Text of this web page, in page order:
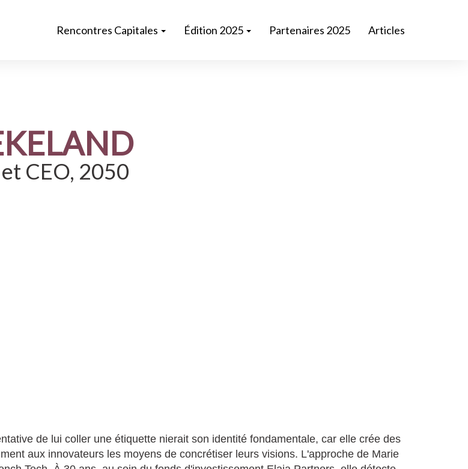
Rencontres Capitales Édition 2025 Partenaires 2025 Articles
CEO, 2050
de lui coller une étiquette nierait son identité fondamentale, car elle crée des
aux innovateurs les moyens de concrétiser leurs visions. L'approche de Marie